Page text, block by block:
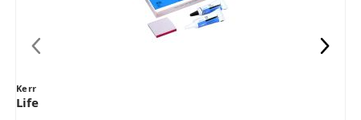
Kerr
Life